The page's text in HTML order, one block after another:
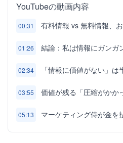
YouTubeの動画内容
00:31 有料情報 vs 無料情報、
01:26 結論：私は情報にガンガ
02:34 「情報に価値がない」は
03:55 価値が残る「圧縮がかか
05:13 マーケティング侍が金を